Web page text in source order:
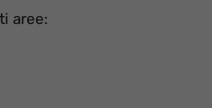
aree: